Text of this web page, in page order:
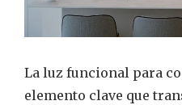
La luz funcional para
elemento clave que